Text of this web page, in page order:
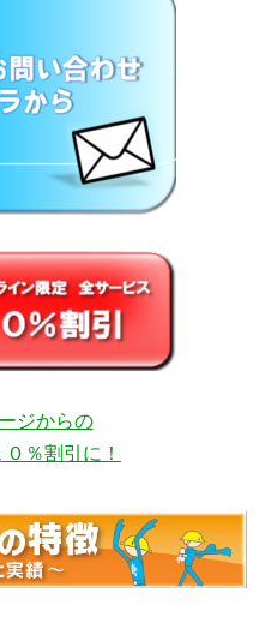
ジからの
％割引に！